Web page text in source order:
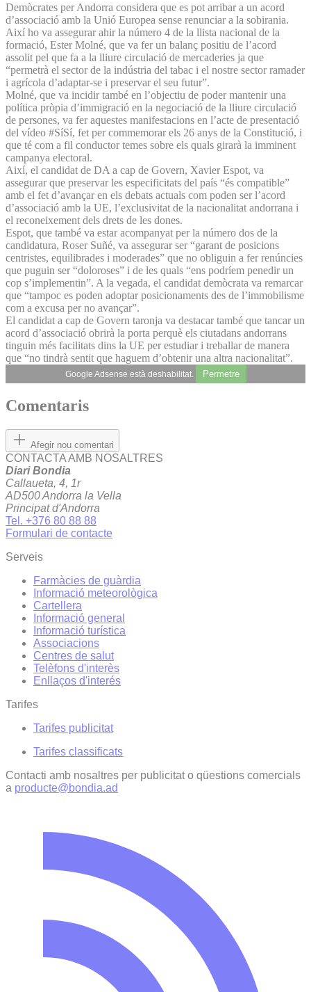
Demòcrates per Andorra considera que es pot arribar a un acord
d’associació amb la Unió Europea sense renunciar a la sobirania.
Així ho va assegurar ahir la número 4 de la llista nacional de la
formació, Ester Molné, que va fer un balanç positiu de l’acord
assolit pel que fa a la lliure circulació de mercaderies ja que
“permetrà el sector de la indústria del tabac i el nostre sector ramader
i agrícola d’adaptar-se i preservar el seu futur”.
Molné, que va incidir també en l’objectiu de poder mantenir una
política pròpia d’immigració en la negociació de la lliure circulació
de persones, va fer aquestes manifestacions en l’acte de presentació
del vídeo #SíSí, fet per commemorar els 26 anys de la Constitució, i
que té com a fil conductor temes sobre els quals girarà la imminent
campanya electoral.
Així, el candidat de DA a cap de Govern, Xavier Espot, va
assegurar que preservar les especificitats del país “és compatible”
amb el fet d’avançar en els debats actuals com poden ser l’acord
d’associació amb la UE, l’exclusivitat de la nacionalitat andorrana i
el reconeixement dels drets de les dones.
Espot, que també va estar acompanyat per la número dos de la
candidatura, Roser Suñé, va assegurar ser “garant de posicions
centristes, equilibrades i moderades” que no obliguin a fer renúncies
que puguin ser “doloroses” i de les quals “ens podríem penedir un
cop s’implementin”. A la vegada, el candidat demòcrata va remarcar
que “tampoc es poden adoptar posicionaments des de l’immobilisme
com a excusa per no avançar”.
El candidat a cap de Govern taronja va destacar també que tancar un
acord d’associació obrirà la porta perquè els ciutadans andorrans
tinguin més facilitats dins la UE per estudiar i treballar de manera
que “no tindrà sentit que haguem d’obtenir una altra nacionalitat”.
Google Adsense està deshabilitat. Permetre
Comentaris
Afegir nou comentari
CONTACTA AMB NOSALTRES
Diari Bondia
Callaueta, 4, 1r
AD500 Andorra la Vella
Principat d'Andorra
Tel. +376 80 88 88
Formulari de contacte
Serveis
Farmàcies de guàrdia
Informació meteorològica
Cartellera
Informació general
Informació turística
Associacions
Centres de salut
Telèfons d'interès
Enllaços d'interés
Tarifes
Tarifes publicitat
Tarifes classificats
Contacti amb nosaltres per publicitat o qüestions comercials
a producte@bondia.ad